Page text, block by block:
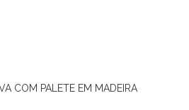
COM PALETE EM MADEIRA